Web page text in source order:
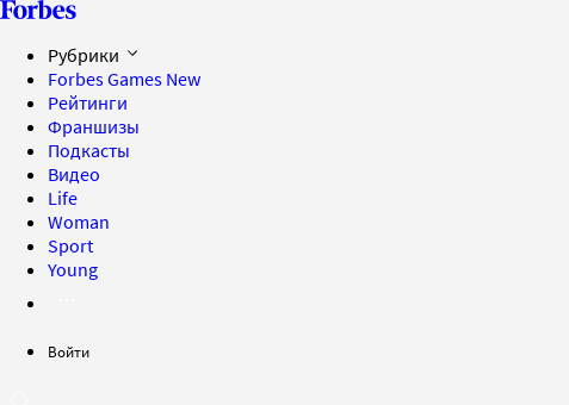
Рубрики
Forbes Games New
Рейтинги
Франшизы
Подкасты
Видео
Life
Woman
Sport
Young
Войти